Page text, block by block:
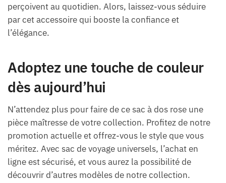
perçoivent au quotidien. Alors, laissez-vous séduire
par cet accessoire qui booste la confiance et
l’élégance.
Adoptez une touche de couleur
dès aujourd’hui
N’attendez plus pour faire de ce sac à dos rose une
pièce maîtresse de votre collection. Profitez de notre
promotion actuelle et offrez-vous le style que vous
méritez. Avec sac de voyage universels, l’achat en
ligne est sécurisé, et vous aurez la possibilité de
découvrir d’autres modèles de notre collection.